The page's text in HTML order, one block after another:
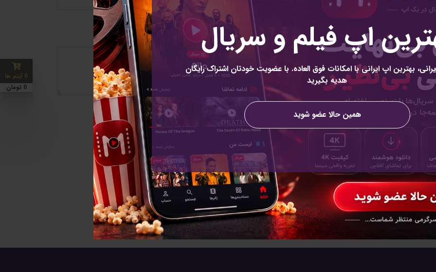
اپ فیلم و سریال
بهترین اپ ایرانی با امکانات فوق العاده. با عضویت خودتان اشتراک رایگان
هدیه بگیرید
همین حالا عضو شوید
0 آیتم ها
0 تومان